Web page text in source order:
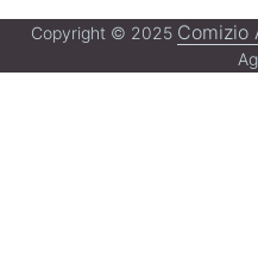
Copyright © 2025 Comizio